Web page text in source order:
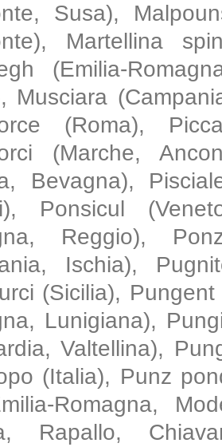
Susa),
Martellina
(Emilia-
Musciara
(Roma),
(Marche,
Bevagna),
Ponsicul
Reggio),
Ischia),
(Sicilia),
Lunigiana),
Valtellina),
(Italia), Punz
Romagna,
Rapallo,